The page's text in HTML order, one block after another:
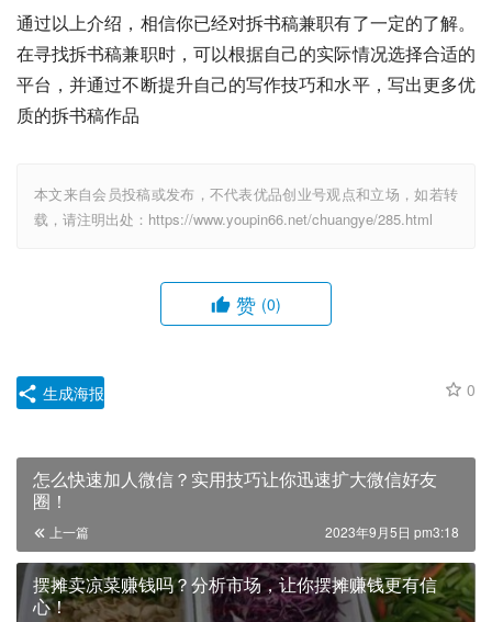
通过以上介绍，相信你已经对拆书稿兼职有了一定的了解。
在寻找拆书稿兼职时，可以根据自己的实际情况选择合适的
平台，并通过不断提升自己的写作技巧和水平，写出更多优
质的拆书稿作品
本文来自会员投稿或发布，不代表优品创业号观点和立场，如若转
载，请注明出处：https://www.youpin66.net/chuangye/285.html
赞 (0)
0
生成海报
怎么快速加人微信？实用技巧让你迅速扩大微信好友
圈！
上一篇 2023年9月5日 pm3:18
摆摊卖凉菜赚钱吗？分析市场，让你摆摊赚钱更有信
心！